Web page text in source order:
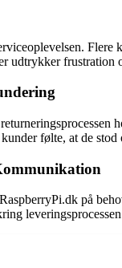
frustration
følte, at de
på